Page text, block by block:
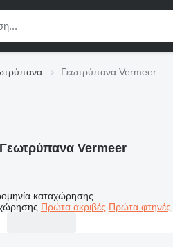
Γεωτρύπανα Vermeer
Γεωτρύπανα Vermeer
καταχώρησης
Πρώτα ακριβές Πρώτα φτηνές